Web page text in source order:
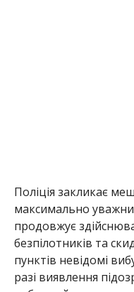
Поліція закликає
максимально
продовжує
безпілотників та
пунктів невідомі
разі виявлення